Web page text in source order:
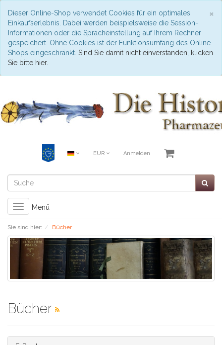
×
Dieser Online-Shop verwendet Cookies für ein optimales
Einkaufserlebnis. Dabei werden beispielsweise die Session-
Informationen oder die Spracheinstellung auf Ihrem Rechner
gespeichert. Ohne Cookies ist der Funktionsumfang des Online-
Shops eingeschränkt. Sind Sie damit nicht einverstanden, klicken
Sie bitte hier.
EUR Anmelden
Toggle
navigation
Menü
Sie sind hier: Bücher
Bücher